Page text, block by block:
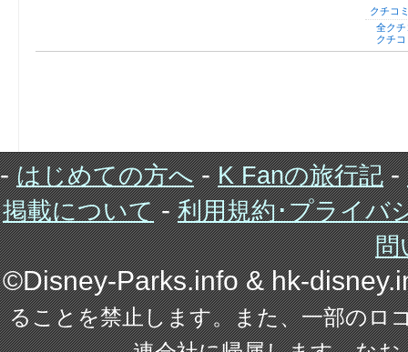
クチコ
全ク
クチ
-はじめての方へ-K Fanの旅行記-
掲載について-利用規約･プライバ
問
©Disney-Parks.info & hk-
ることを禁止します。また、一部のロ